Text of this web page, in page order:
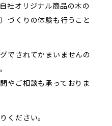
社オリジナル商品の木の
づくりの体験も行うこと
でされてかまいませんの
やご相談も承っておりま
ください。